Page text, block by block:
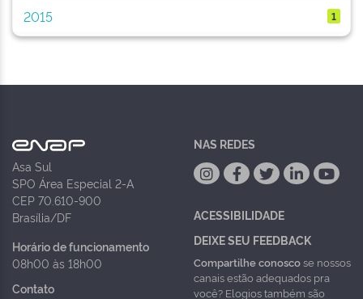
2015
1
Asa Sul
SPO Área Especial 2-A
CEP 70.610-900
Brasília/DF
Horário de funcionamento
08h00 às 18h00
Contato
NAS REDES
ACESSIBILIDADE
DEIXE SEU FEEDBACK
Compartilhe conoscose nossos
canais estão adequados pra
você? Elogios também são